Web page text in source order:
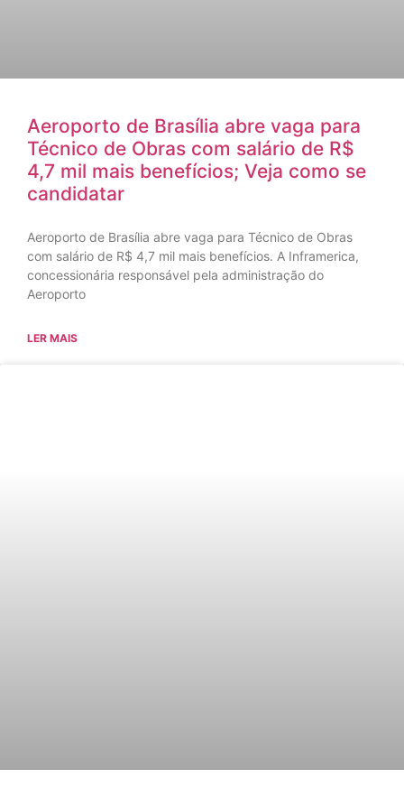
Aeroporto de Brasília abre vaga para
Técnico de Obras com salário de R$
4,7 mil mais benefícios; Veja como se
candidatar
Aeroporto de Brasília abre vaga para Técnico de Obras
com salário de R$ 4,7 mil mais benefícios. A Inframerica,
concessionária responsável pela administração do
Aeroporto
LER MAIS